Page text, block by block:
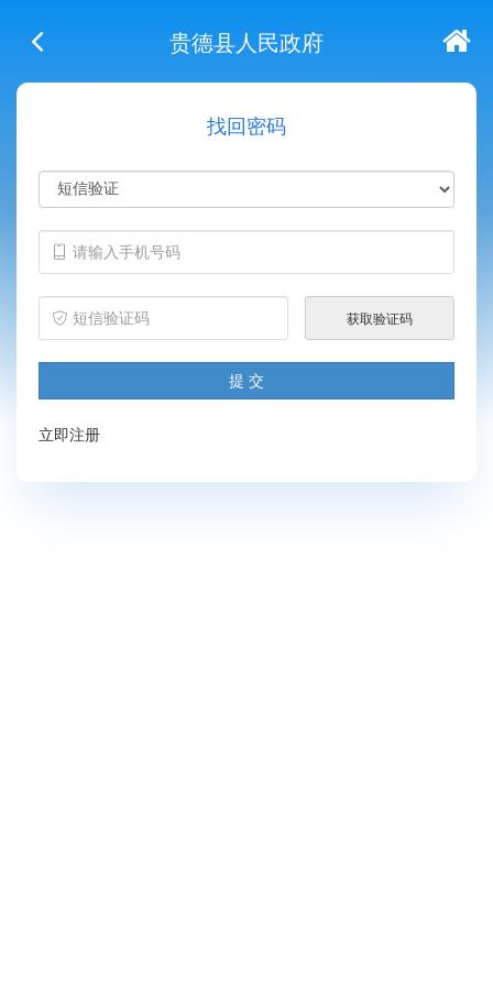
贵德县人民政府
找回密码
立即注册